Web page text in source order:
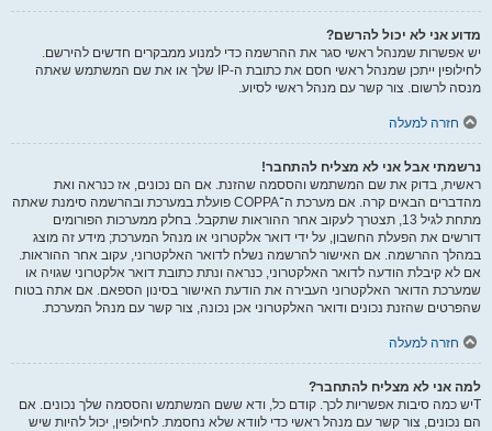
מדוע אני לא יכול להרשם?
יש אפשרות שמנהל ראשי סגר את ההרשמה כדי למנוע ממבקרים חדשים להירשם.
לחילופין ייתכן שמנהל ראשי חסם את כתובת ה-IP שלך או את שם המשתמש שאתה
מנסה לרשום. צור קשר עם מנהל ראשי לסיוע.
חזרה למעלה
נרשמתי אבל אני לא מצליח להתחבר!
ראשית, בדוק את שם המשתמש והססמה שהזנת. אם הם נכונים, אז כנראה ואת
מהדברים הבאים קרה. אם מערכת ה־COPPA פועלת במערכת ובהרשמה סימנת שאתה
מתחת לגיל 13, תצטרך לעקוב אחר ההוראות שתקבל. בחלק ממערכות הפורומים
דורשים את הפעלת החשבון, על ידי דואר אלקטרוני או מנהל המערכת; מידע זה מוצג
במהלך ההרשמה. אם האישור להרשמה נשלח לדואר האלקטרוני, עקוב אחר ההוראות.
אם לא קיבלת הודעה לדואר האלקטרוני, כנראה ונתת כתובת דואר אלקטרוני שגויה או
שמערכת הדואר האלקטרוני העבירה את הודעת האישור בסינון הספאם. אם אתה בטוח
שהפרטים שהזנת נכונים ודואר האלקטרוני אכן נכונה, צור קשר עם מנהל המערכת.
חזרה למעלה
למה אני לא מצליח להתחבר?
Tיש כמה סיבות אפשריות לכך. קודם כל, ודא ששם המשתמש והססמה שלך נכונים. אם
הם נכונים, צור קשר עם מנהל ראשי כדי לוודא שלא נחסמת. לחילופין, יכול להיות שיש